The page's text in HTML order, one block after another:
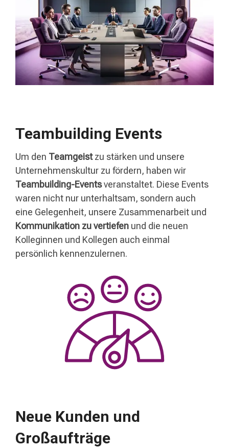
Teambuilding Events
Um den Teamgeistzu stärken und unsere
Unternehmenskultur zu fördern, haben wir
Teambuilding-Eventsveranstaltet. Diese Events
waren nicht nur unterhaltsam, sondern auch
eine Gelegenheit, unsere Zusammenarbeit und
Kommunikation zu vertiefen und die neuen
Kolleginnen und Kollegen auch einmal
persönlich kennenzulernen.
Neue Kunden und
Großaufträge